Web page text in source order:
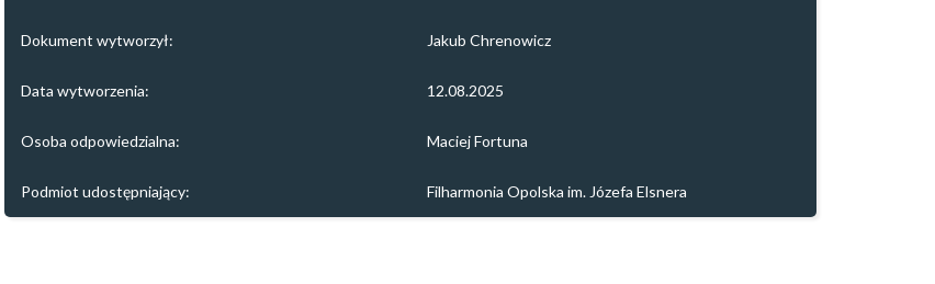
Dokument wytworzył: Jakub Chrenowicz
Data wytworzenia: 12.08.2025
Osoba odpowiedzialna: Maciej Fortuna
Podmiot udostępniający: Filharmonia Opolska im. Józefa Elsnera